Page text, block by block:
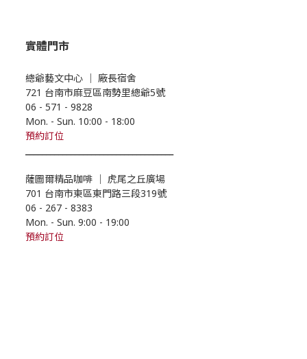
實體門市
總爺藝文中心 ｜ 廠長宿舍
721 台南市麻豆區南勢里總爺5號
06 - 571 - 9828
Mon. - Sun. 10:00 - 18:00
預約訂位
薩圖爾精品咖啡 ｜ 虎尾之丘廣場
701 台南市東區東門路三段319號
06 - 267 - 8383
Mon. - Sun. 9:00 - 19:00
預約訂位